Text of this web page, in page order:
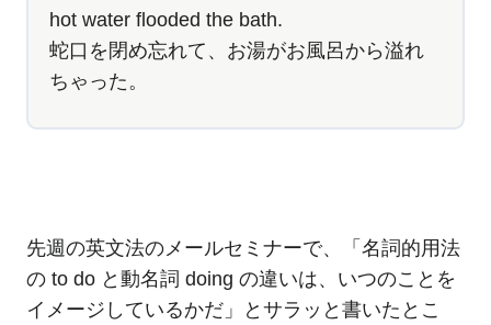
hot water flooded the bath.
蛇口を閉め忘れて、お湯がお風呂から溢れ
ちゃった。
先週の英文法のメールセミナーで、「名詞的用法
の to do と動名詞 doing の違いは、いつのことを
イメージしているかだ」とサラッと書いたとこ